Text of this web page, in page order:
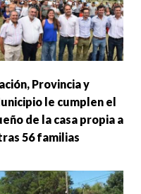
Provincia y
le cumplen el
de la casa propia a
56 familias